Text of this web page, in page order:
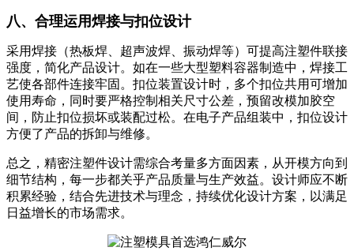
八、合理运用焊接与扣位设计
采用焊接（热板焊、超声波焊、振动焊等）可提高注塑件联接
强度，简化产品设计。如在一些大型塑料容器制造中，焊接工
艺使各部件连接牢固。扣位装置设计时，多个扣位共用可增加
使用寿命，同时要严格控制相关尺寸公差，预留改模加胶空
间，防止扣位损坏或装配过松。在电子产品组装中，扣位设计
方便了产品的拆卸与维修。
总之，精密注塑件设计需综合考量多方面因素，从开模方向到
细节结构，每一步都关乎产品质量与生产效益。设计师应不断
积累经验，结合先进技术与理念，持续优化设计方案，以满足
日益增长的市场需求。